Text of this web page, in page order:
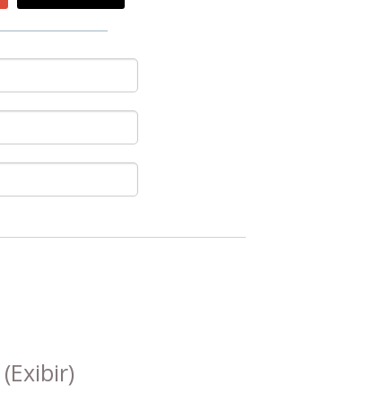
(Exibir)